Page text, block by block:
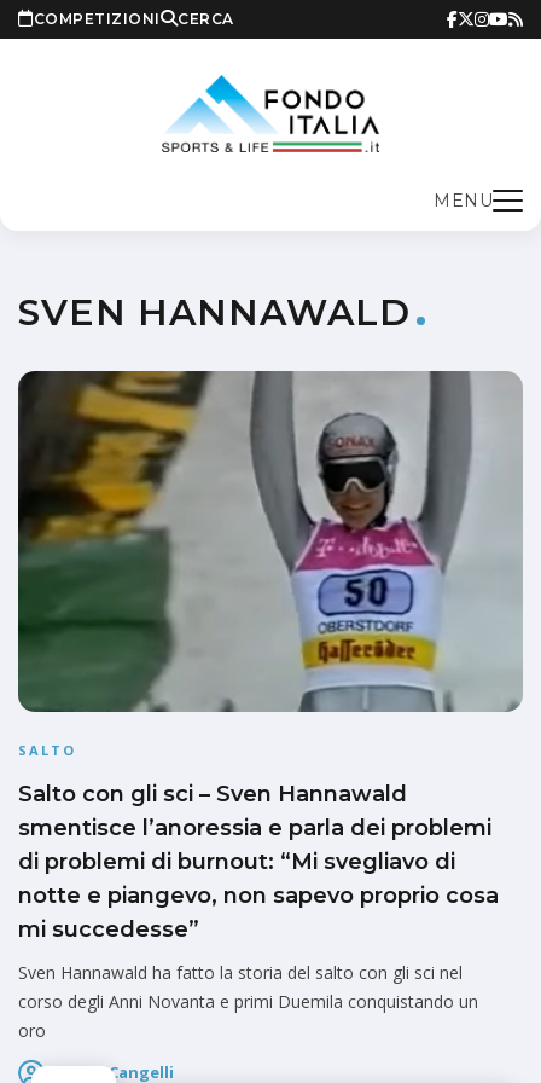
COMPETIZIONI CERCA
MENU
SVEN HANNAWALD
SALTO
Salto con gli sci – Sven Hannawald
smentisce l’anoressia e parla dei problemi
di problemi di burnout: “Mi svegliavo di
notte e piangevo, non sapevo proprio cosa
mi succedesse”
Sven Hannawald ha fatto la storia del salto con gli sci nel
corso degli Anni Novanta e primi Duemila conquistando un
oro
Marco Cangelli